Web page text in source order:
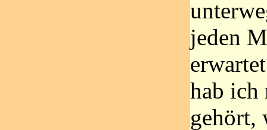
jeden
hab ich
gehört,